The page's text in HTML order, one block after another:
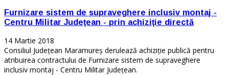
Furnizare sistem de supraveghere inclusiv montaj -
Centru Militar Judeţean - prin achiziţie directă
14 Martie 2018
Consiliul Județean Maramureș derulează achiziție publică pentru
atribuirea contractului de Furnizare sistem de supraveghere
inclusiv montaj - Centru Militar Judeţean.